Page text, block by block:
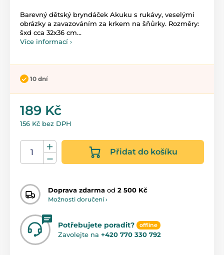
Barevný dětský bryndáček Akuku s rukávy, veselými
obrázky a zavazováním za krkem na šňůrky. Rozměry:
šxd cca 32x36 cm...
Více informací ›
10 dní
189 Kč
156 Kč bez DPH
Přidat do košíku
Doprava zdarma od 2 500 Kč
Možnosti doručení ›
Potřebujete poradit? offline
Zavolejte na +420 770 330 792